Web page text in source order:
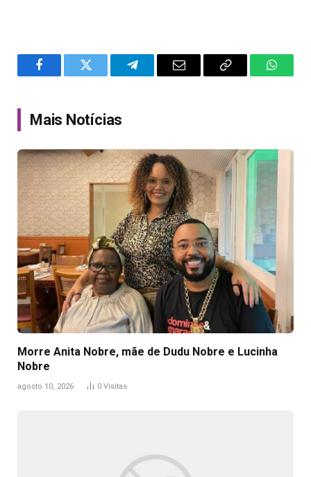
FacebookTwitter TelegramEmail
Copy
Mais Notícias
Morre Anita Nobre, mãe de Dudu Nobre e Lucinha
Nobre
agosto 10, 2026 0 Visitas